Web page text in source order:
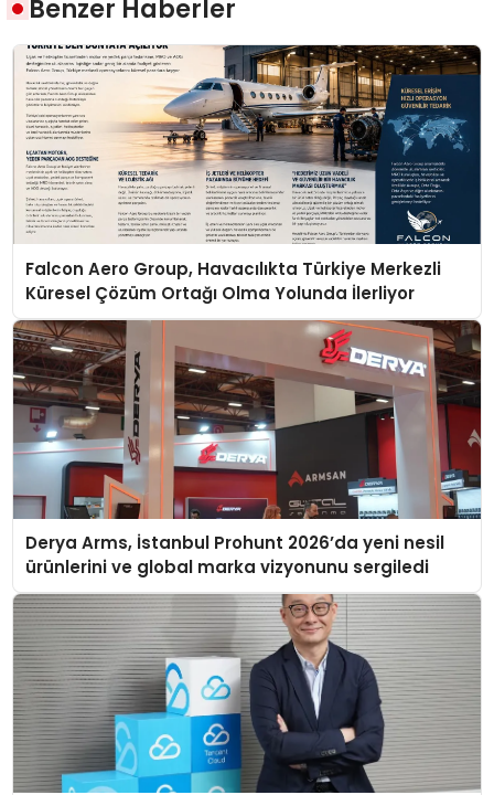
Benzer Haberler
Falcon Aero Group, Havacılıkta Türkiye Merkezli
Küresel Çözüm Ortağı Olma Yolunda İlerliyor
Derya Arms, İstanbul Prohunt 2026’da yeni nesil
ürünlerini ve global marka vizyonunu sergiledi